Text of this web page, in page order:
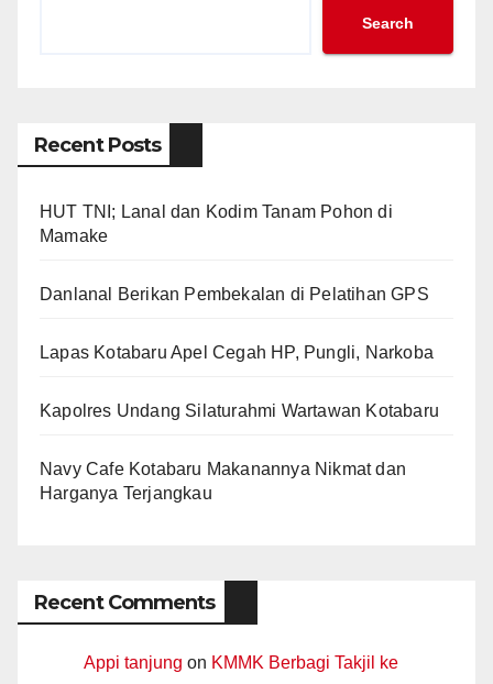
Search
Recent Posts
HUT TNI; Lanal dan Kodim Tanam Pohon di
Mamake
Danlanal Berikan Pembekalan di Pelatihan GPS
Lapas Kotabaru Apel Cegah HP, Pungli, Narkoba
Kapolres Undang Silaturahmi Wartawan Kotabaru
Navy Cafe Kotabaru Makanannya Nikmat dan
Harganya Terjangkau
Recent Comments
Appi tanjung on KMMK Berbagi Takjil ke